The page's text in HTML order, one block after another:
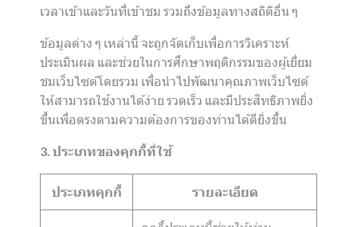
เวลาเข้าและวันที่เข้าชม รวมถึงข้อมูลทางสถิติอื่น ๆ
ข้อมูลต่าง ๆ เหล่านี้ จะถูกจัดเก็บเพื่อการวิเคราะห์
ประเมินผล และช่วยในการศึกษาพฤติกรรมของผู้เยี่ยม
ชมเว็บไซต์โดยรวม เพื่อนำไปพัฒนาคุณภาพเว็บไซต์
ให้สามารถใช้งานได้ง่าย รวดเร็ว และมีประสิทธิภาพยิ่ง
ขึ้นเพื่อตรงตามความต้องการของท่านได้ดียิ่งขึ้น
3. ประเภทของคุกกี้ที่ใช้
ประเภทคุกกี้ รายละเอียด